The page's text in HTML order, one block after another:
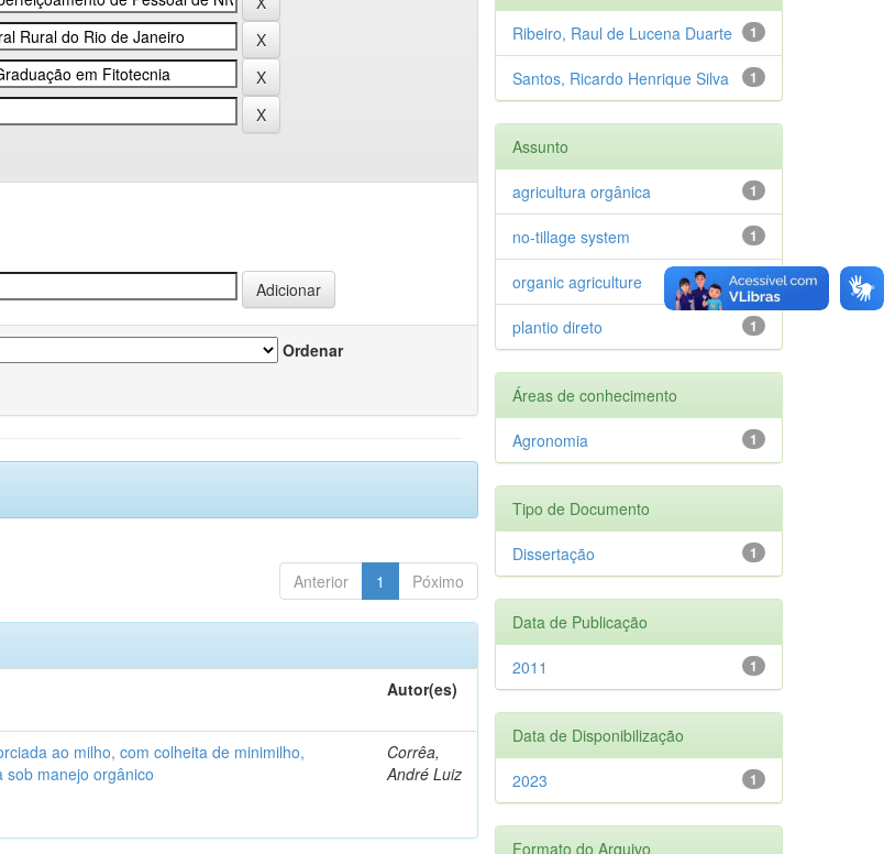
Ordenar
Anterior 1 Póximo
Autor(es)
ao milho, com colheita de minimilho,
sob manejo orgânico
Corrêa,
André Luiz
1
Ribeiro, Raul de Lucena Duarte
1
Santos, Ricardo Henrique Silva
Assunto
1
agricultura orgânica
1
no-tillage system
1
organic agriculture
1
plantio direto
Áreas de conhecimento
1
Agronomia
Tipo de Documento
1
Dissertação
Data de Publicação
1
2011
Data de Disponibilização
1
2023
Formato do Arquivo